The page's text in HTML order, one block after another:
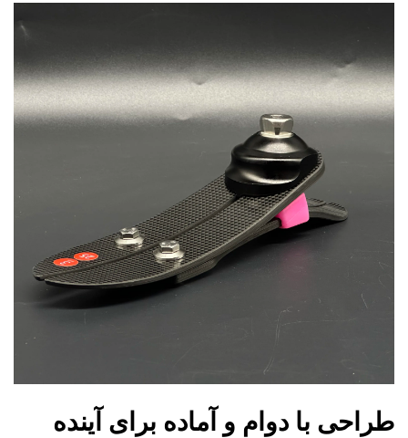
طراحی با دوام و آماده برای آینده